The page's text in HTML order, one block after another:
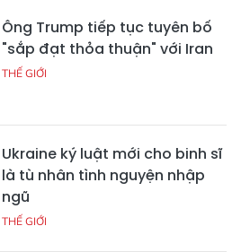
Ông Trump tiếp tục tuyên bố
"sắp đạt thỏa thuận" với Iran
THẾ GIỚI
Ukraine ký luật mới cho binh sĩ
là tù nhân tình nguyện nhập
ngũ
THẾ GIỚI